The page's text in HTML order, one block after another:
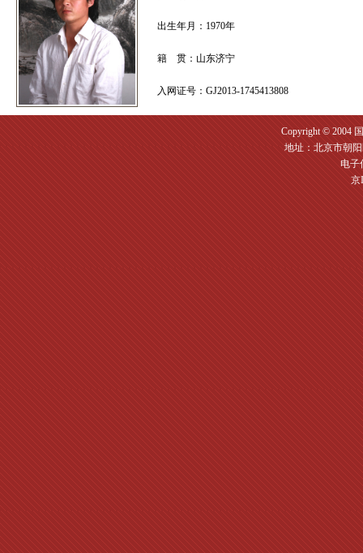
出生年月：1970年
籍 贯：山东济宁
入网证号：GJ2013-1745413808
Copyright © 2004
地址：北京市朝
电子
京